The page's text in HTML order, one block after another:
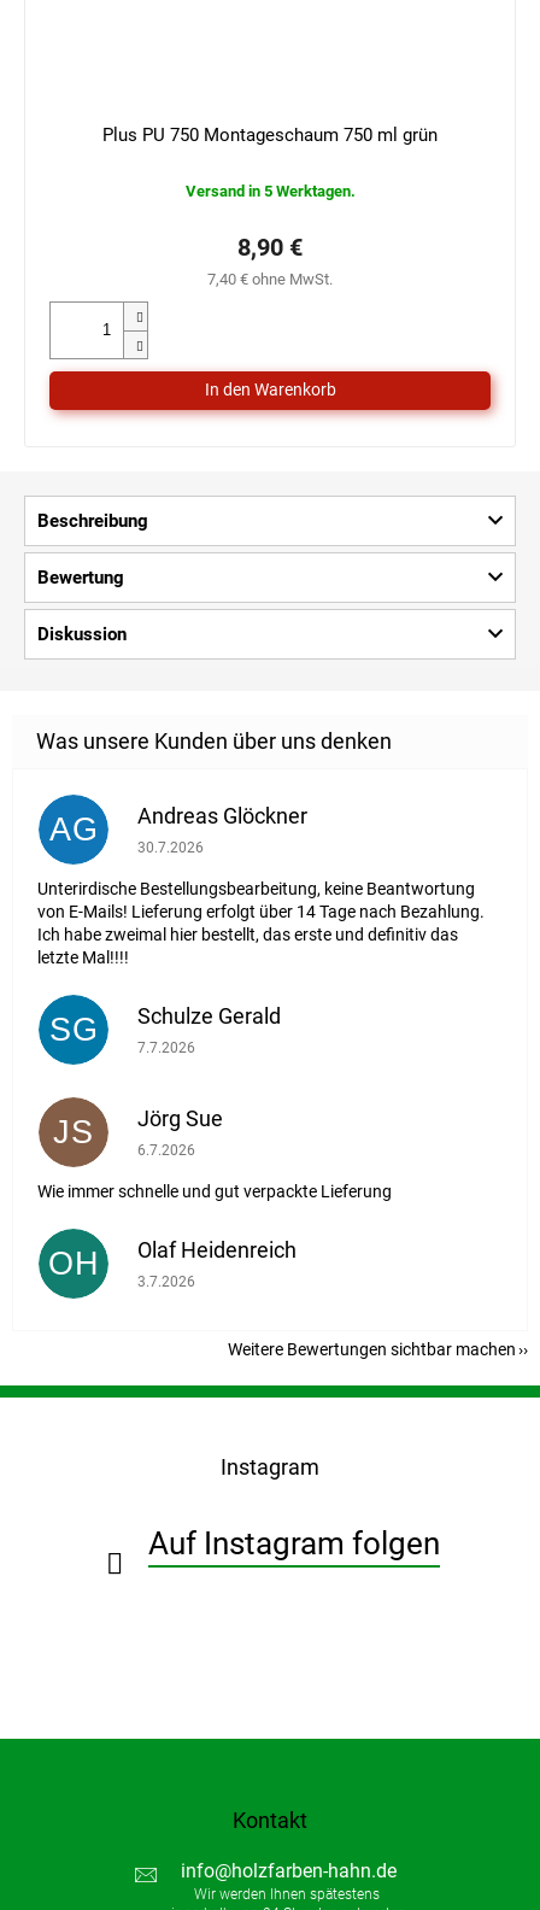
Plus PU 750 Montageschaum 750 ml grün
Versand in 5 Werktagen.
7,40 € ohne MwSt.
8,90 €
Beschreibung
Bewertung
Diskussion
AG Andreas Glöckner
Die Shop-Bewertung beträgt 1 von 5 Sternen.
30.7.2026
Unterirdische Bestellungsbearbeitung, keine Beantwortung
von E-Mails! Lieferung erfolgt über 14 Tage nach Bezahlung.
Ich habe zweimal hier bestellt, das erste und definitiv das
letzte Mal!!!!
SG Schulze Gerald
Die Shop-Bewertung beträgt 5 von 5 Sternen.
7.7.2026
JS Jörg Sue
Die Shop-Bewertung beträgt 5 von 5 Sternen.
6.7.2026
Wie immer schnelle und gut verpackte Lieferung
OH Olaf Heidenreich
Die Shop-Bewertung beträgt 5 von 5 Sternen.
3.7.2026
Weitere Bewertungen sichtbar machen
F
Instagram
Auf Instagram folgen
Kontakt
info@holzfarben-hahn.de